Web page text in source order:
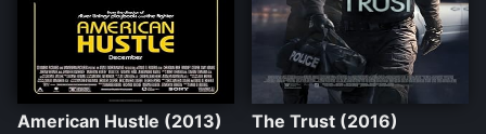
American Hustle (2013)
The Trust (2016)